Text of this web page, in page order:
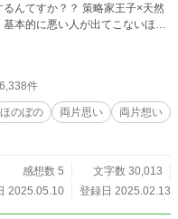
？ 策略家王子×天然
本的に悪い人が出てこないほの
件
ほのぼの 両片思い
両片想い
感想数 5
文字数 30,013
2025.05.10
登録日 2025.02.13